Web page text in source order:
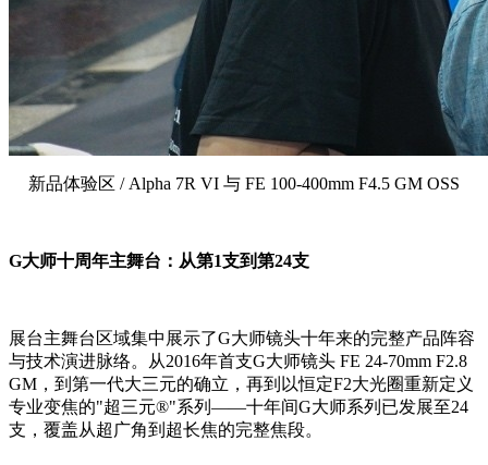
新品体验区 / Alpha 7R VI 与 FE 100-400mm F4.5 GM OSS
G大师十周年主舞台：从第1支到第24支
展台主舞台区域集中展示了G大师镜头十年来的完整产品阵容
与技术演进脉络。从2016年首支G大师镜头 FE 24-70mm F2.8
GM，到第一代大三元的确立，再到以恒定F2大光圈重新定义
专业变焦的"超三元®"系列——十年间G大师系列已发展至24
支，覆盖从超广角到超长焦的完整焦段。